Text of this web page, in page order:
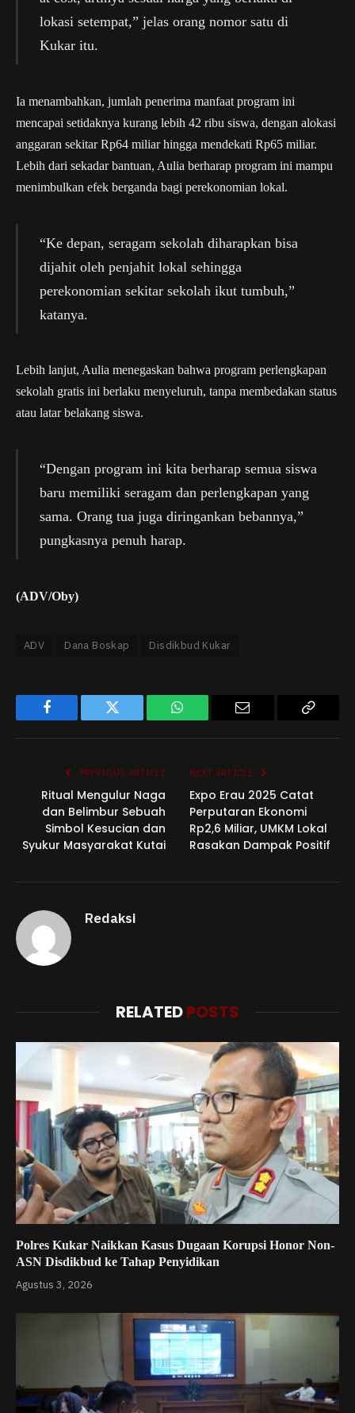
lokasi setempat,” jelas orang nomor satu di
Kukar itu.
Ia menambahkan, jumlah penerima manfaat program ini
mencapai setidaknya kurang lebih 42 ribu siswa, dengan alokasi
anggaran sekitar Rp64 miliar hingga mendekati Rp65 miliar.
Lebih dari sekadar bantuan, Aulia berharap program ini mampu
menimbulkan efek berganda bagi perekonomian lokal.
“Ke depan, seragam sekolah diharapkan bisa
dijahit oleh penjahit lokal sehingga
perekonomian sekitar sekolah ikut tumbuh,”
katanya.
Lebih lanjut, Aulia menegaskan bahwa program perlengkapan
sekolah gratis ini berlaku menyeluruh, tanpa membedakan status
atau latar belakang siswa.
“Dengan program ini kita berharap semua siswa
baru memiliki seragam dan perlengkapan yang
sama. Orang tua juga diringankan bebannya,”
pungkasnya penuh harap.
(ADV/Oby)
ADV Dana Boskap Disdikbud Kukar
Facebook Twitter WhatsApp
PREVIOUS ARTICLE
Ritual Mengulur Naga
dan Belimbur Sebuah
Simbol Kesucian dan
Syukur Masyarakat Kutai
NEXT ARTICLE
Expo Erau 2025 Catat
Perputaran Ekonomi
Rp2,6 Miliar, UMKM Lokal
Rasakan Dampak Positif
Redaksi
RELATEDPOSTS
Polres Kukar Naikkan Kasus Dugaan Korupsi Honor Non-
ASN Disdikbud ke Tahap Penyidikan
Agustus 3, 2026